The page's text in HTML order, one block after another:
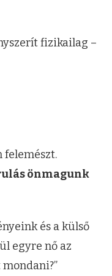
fizikailag –
felemészt.
önmagunk
és a külső
egyre nő az